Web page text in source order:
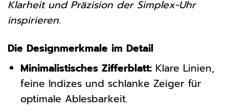
Klarheit und Präzision der Simplex-Uhr
inspirieren.
Die Designmerkmale im Detail
Minimalistisches Zifferblatt:Klare Linien,
feine Indizes und schlanke Zeiger für
optimale Ablesbarkeit.